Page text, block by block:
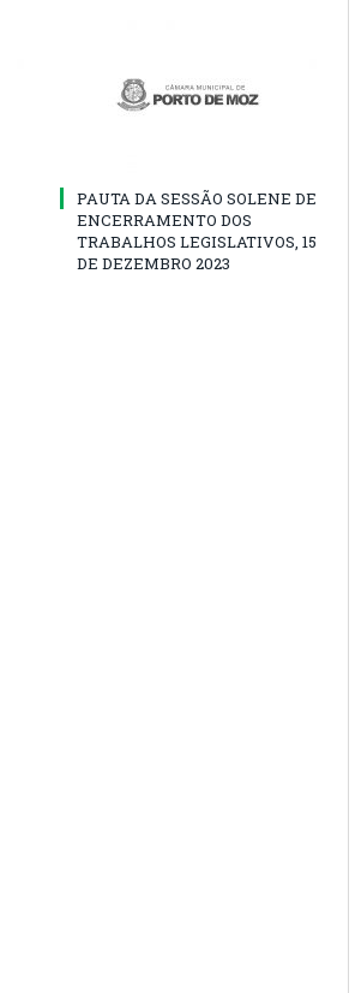
PAUTA DA SESSÃO SOLENE DE
ENCERRAMENTO DOS
TRABALHOS LEGISLATIVOS, 15
DE DEZEMBRO 2023